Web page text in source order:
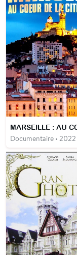
Documentaire • 2022